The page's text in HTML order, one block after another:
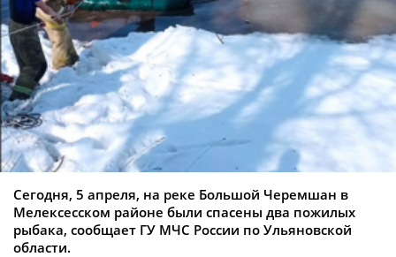
Сегодня, 5 апреля, на реке Большой Черемшан в
Мелексесском районе были спасены два пожилых
рыбака, сообщает ГУ МЧС России по Ульяновской
области.